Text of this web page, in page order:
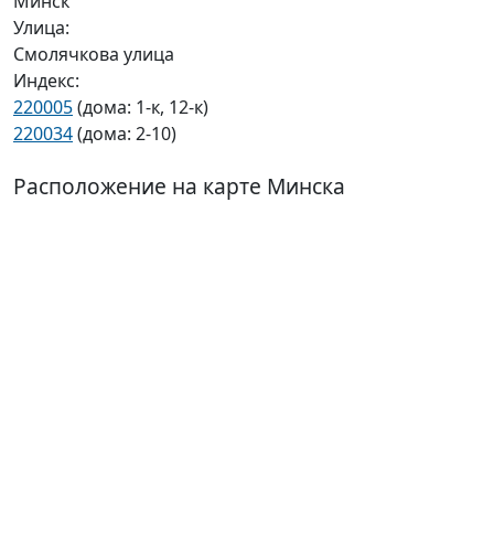
Улица:
Смолячкова улица
Индекс:
220005(дома: 1-к, 12-к)
220034(дома: 2-10)
Расположение на карте Минска